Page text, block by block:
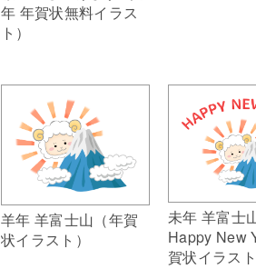
年 年賀状無料イラス
ト）
羊年 羊富士山（年賀
状イラスト）
未年 羊富士
Happy New
賀状イラス